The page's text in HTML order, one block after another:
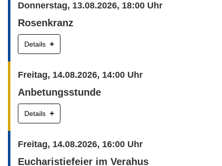
Donnerstag, 13.08.2026, 18:00 Uhr
Rosenkranz
Details +
Freitag, 14.08.2026, 14:00 Uhr
Anbetungsstunde
Details +
Freitag, 14.08.2026, 16:00 Uhr
Eucharistiefeier im Verahus